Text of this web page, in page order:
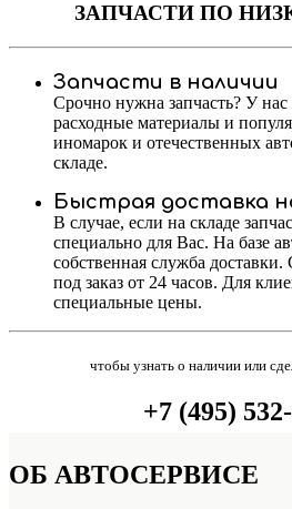
ЗАПЧАСТИПО
Запчасти в наличии
Срочно нужна запчасть? У
расходные материалы и
иномарок и отечественных
складе.
Быстрая доставка
В случае, если на складе
специально для Вас. На базе
собственная служба доставки.
под заказ от 24 часов. Для
специальные цены.
чтобы узнать о наличии или
+7 (495)
ОБ АВТОСЕРВИСЕ